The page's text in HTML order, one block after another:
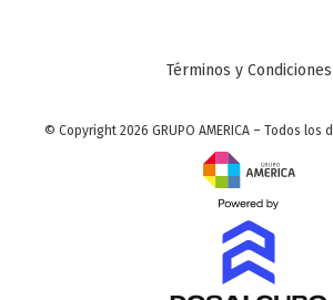
Términos y Condiciones
© Copyright 2026 GRUPO AMERICA – Todos los